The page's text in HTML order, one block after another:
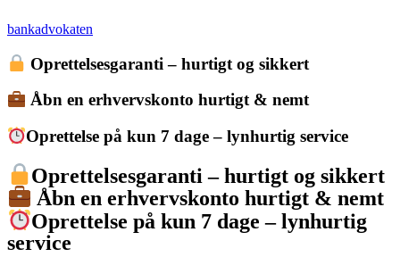
bankadvokaten
Oprettelsesgaranti – hurtigt og sikkert
Åbn en erhvervskonto hurtigt & nemt
Oprettelse på kun 7 dage – lynhurtig service
Oprettelsesgaranti – hurtigt og sikkert
Åbn en erhvervskonto hurtigt & nemt
Oprettelse på kun 7 dage – lynhurtig
service